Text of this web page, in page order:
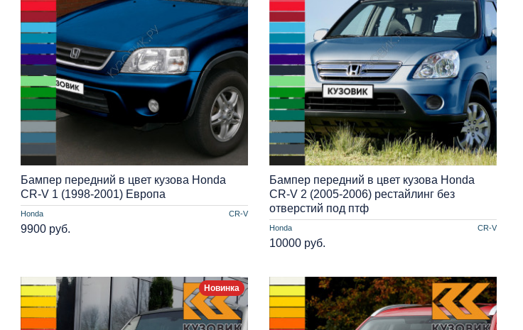
Honda CR-V
Бампер передний в цвет кузова Honda
CR-V 1 (1998-2001) Европа
9900 руб. Honda CR-V
Бампер передний в цвет кузова Honda
CR-V 2 (2005-2006) рестайлинг без
отверстий под птф
10000 руб.
Новинка